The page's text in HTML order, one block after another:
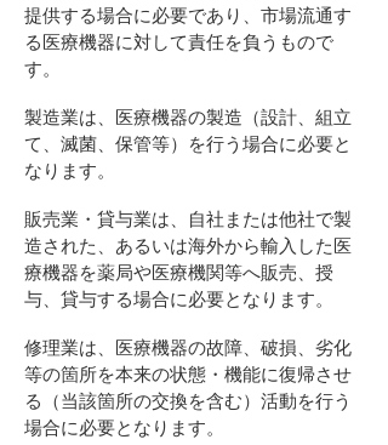
提供する場合に必要であり、市場流通す
る医療機器に対して責任を負うもので
す。
製造業は、医療機器の製造（設計、組立
て、滅菌、保管等）を行う場合に必要と
なります。
販売業・貸与業は、自社または他社で製
造された、あるいは海外から輸入した医
療機器を薬局や医療機関等へ販売、授
与、貸与する場合に必要となります。
修理業は、医療機器の故障、破損、劣化
等の箇所を本来の状態・機能に復帰させ
る（当該箇所の交換を含む）活動を行う
場合に必要となります。